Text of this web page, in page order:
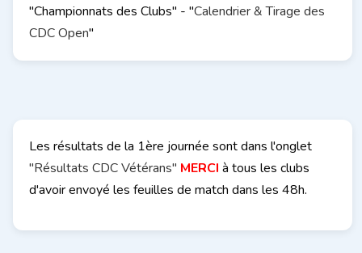
"Championnats des Clubs" - "Calendrier & Tirage des
CDC Open"
Les résultats de la 1ère journée sont dans l'onglet
"Résultats CDC Vétérans" MERCI à tous les clubs
d'avoir envoyé les feuilles de match dans les 48h.